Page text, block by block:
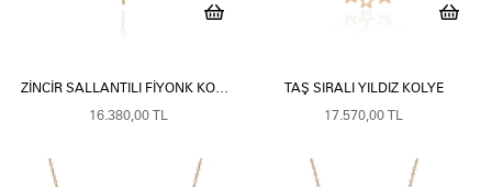
ZINCIR SALLANTILI FIYONK KOLYE
16.380,00 TL
TAŞ SIRALI YILDIZ KOLYE
17.570,00 TL